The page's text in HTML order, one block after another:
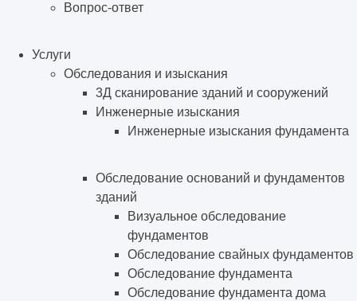
Вопрос-ответ
Услуги
Обследования и изыскания
3Д сканирование зданий и сооружений
Инженерные изыскания
Инженерные изыскания фундамента
Обследование оснований и фундаментов
зданий
Визуальное обследование
фундаментов
Обследование свайных фундаментов
Обследование фундамента
Обследование фундамента дома